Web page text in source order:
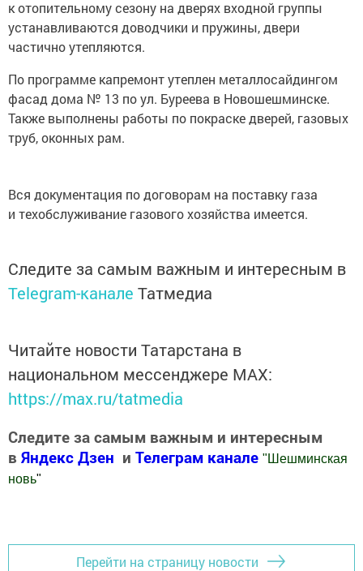
к отопительному сезону на дверях входной группы
устанавливаются доводчики и пружины, двери
частично утепляются.
По программе капремонт утеплен металлосайдингом
фасад дома № 13 по ул. Буреева в Новошешминске.
Также выполнены работы по покраске дверей, газовых
труб, оконных рам.
Вся документация по договорам на поставку газа
и техобслуживание газового хозяйства имеется.
Следите за самым важным и интересным в
Telegram-канале Татмедиа
Читайте новости Татарстана в
национальном мессенджере MАХ:
https://max.ru/tatmedia
Следите за самым важным и интересным
в Яндекс Дзен и Телеграм канале " Шешминская
новь"
Перейти на страницу новости